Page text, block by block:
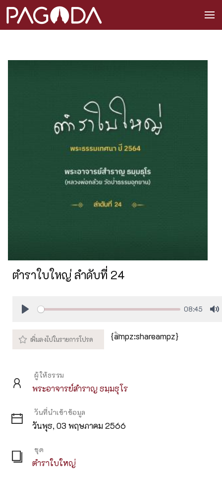
ตำราใบใหญ่ ลำดับที่ 24
08:45
{ampz:shareampz}
ผู้ให้ธรรม
พระอาจารย์สำราญ ธมฺมธุโร
วันที่นำเข้าข้อมูล
วันพุธ, 03 พฤษภาคม 2566
ชุด
ตำราใบใหญ่